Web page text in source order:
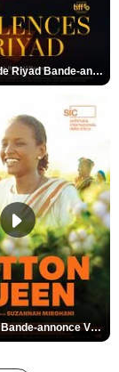
Les Silences de Riyad Bande-annonce VO STFR
Cotton Queen Bande-annonce VO STFR